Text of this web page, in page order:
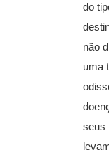
do
não
uma
seus